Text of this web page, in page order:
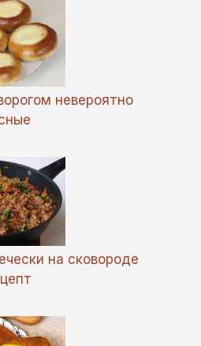
невероятно
на сковороде